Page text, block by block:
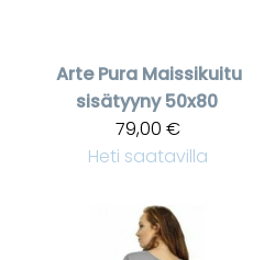
Arte Pura Maissikuitu
sisätyyny 50x80
79,00 €
Heti saatavilla